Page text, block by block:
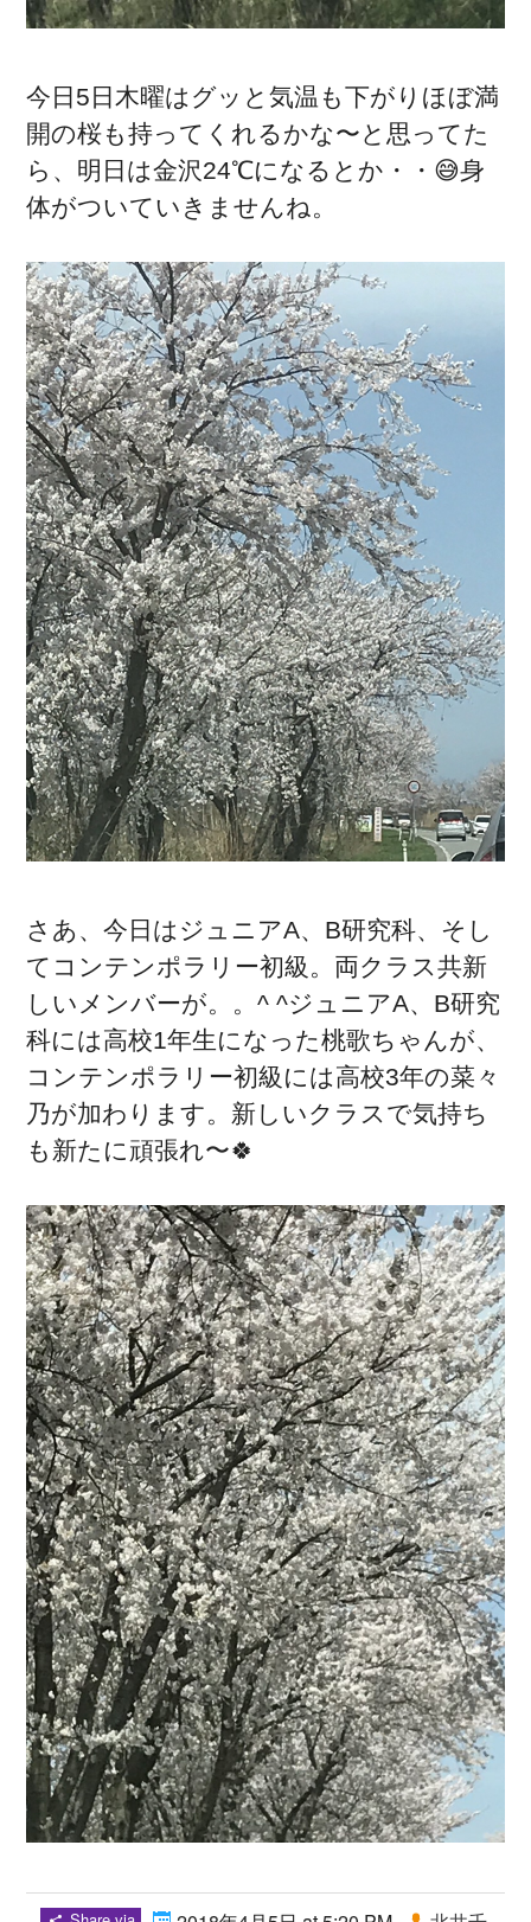
今日5日木曜はグッと気温も下がりほぼ満
開の桜も持ってくれるかな〜と思ってた
ら、明日は金沢24℃になるとか・・😅身
体がついていきませんね。
さあ、今日はジュニアA、B研究科、そし
てコンテンポラリー初級。両クラス共新
しいメンバーが。。^ ^ジュニアA、B研究
科には高校1年生になった桃歌ちゃんが、
コンテンポラリー初級には高校3年の菜々
乃が加わります。新しいクラスで気持ち
も新たに頑張れ〜🍀